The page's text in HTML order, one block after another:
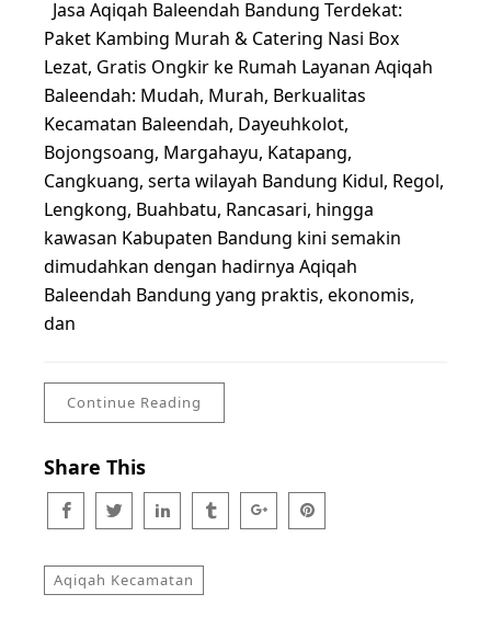
Jasa Aqiqah Baleendah Bandung Terdekat:
Paket Kambing Murah & Catering Nasi Box
Lezat, Gratis Ongkir ke Rumah Layanan Aqiqah
Baleendah: Mudah, Murah, Berkualitas
Kecamatan Baleendah, Dayeuhkolot,
Bojongsoang, Margahayu, Katapang,
Cangkuang, serta wilayah Bandung Kidul, Regol,
Lengkong, Buahbatu, Rancasari, hingga
kawasan Kabupaten Bandung kini semakin
dimudahkan dengan hadirnya Aqiqah
Baleendah Bandung yang praktis, ekonomis,
dan
Continue Reading
Share This
Aqiqah Kecamatan